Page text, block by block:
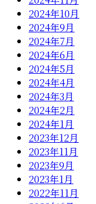
2024年10月
2024年9月
2024年7月
2024年6月
2024年5月
2024年4月
2024年3月
2024年2月
2024年1月
2023年12月
2023年11月
2023年9月
2023年1月
2022年11月